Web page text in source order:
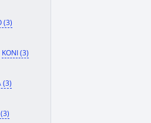
(3)
KONI (3)
(3)